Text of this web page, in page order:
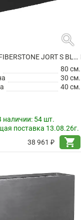
search
КАШПО FIBERSTONE JORT S BLACK
80 см.
30 см.
40 см.
наличии: 54 шт.
поставка 13.08.26г.
38 961 ₽
shopping_cart